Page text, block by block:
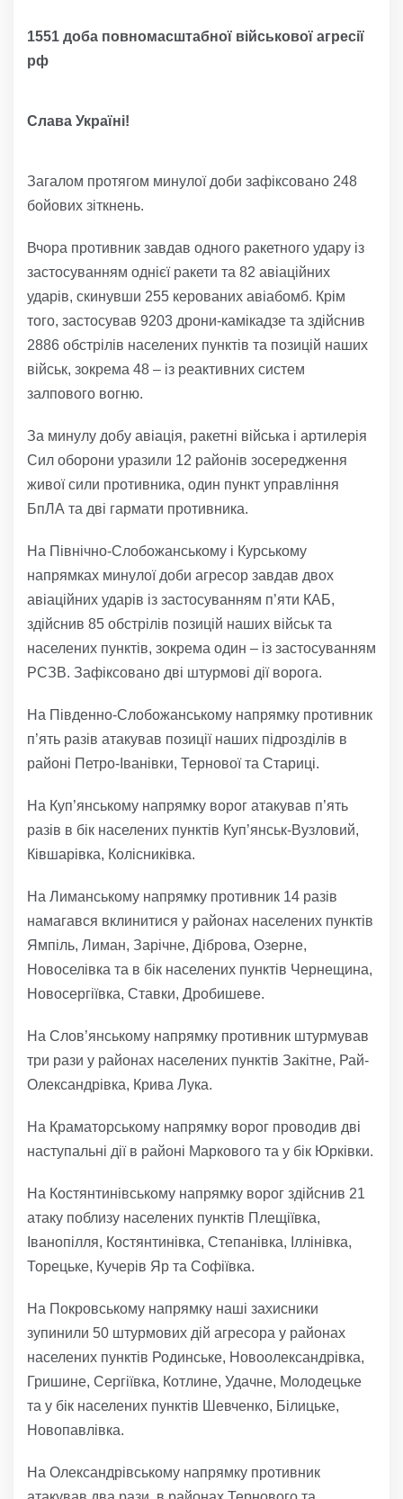
1551 доба повномасштабної військової агресії
рф
Слава Україні!
Загалом протягом минулої доби зафіксовано 248
бойових зіткнень.
Вчора противник завдав одного ракетного удару із
застосуванням однієї ракети та 82 авіаційних
ударів, скинувши 255 керованих авіабомб. Крім
того, застосував 9203 дрони-камікадзе та здійснив
2886 обстрілів населених пунктів та позицій наших
військ, зокрема 48 – із реактивних систем
залпового вогню.
За минулу добу авіація, ракетні війська і артилерія
Сил оборони уразили 12 районів зосередження
живої сили противника, один пункт управління
БпЛА та дві гармати противника.
На Північно-Слобожанському і Курському
напрямках минулої доби агресор завдав двох
авіаційних ударів із застосуванням п’яти КАБ,
здійснив 85 обстрілів позицій наших військ та
населених пунктів, зокрема один – із застосуванням
РСЗВ. Зафіксовано дві штурмові дії ворога.
На Південно-Слобожанському напрямку противник
п’ять разів атакував позиції наших підрозділів в
районі Петро-Іванівки, Тернової та Стариці.
На Куп’янському напрямку ворог атакував п’ять
разів в бік населених пунктів Куп’янськ-Вузловий,
Ківшарівка, Колісниківка.
На Лиманському напрямку противник 14 разів
намагався вклинитися у районах населених пунктів
Ямпіль, Лиман, Зарічне, Діброва, Озерне,
Новоселівка та в бік населених пунктів Чернещина,
Новосергіївка, Ставки, Дробишеве.
На Слов’янському напрямку противник штурмував
три рази у районах населених пунктів Закітне, Рай-
Олександрівка, Крива Лука.
На Краматорському напрямку ворог проводив дві
наступальні дії в районі Маркового та у бік Юрківки.
На Костянтинівському напрямку ворог здійснив 21
атаку поблизу населених пунктів Плещіївка,
Іванопілля, Костянтинівка, Степанівка, Іллінівка,
Торецьке, Кучерів Яр та Софіївка.
На Покровському напрямку наші захисники
зупинили 50 штурмових дій агресора у районах
населених пунктів Родинське, Новоолександрівка,
Гришине, Сергіївка, Котлине, Удачне, Молодецьке
та у бік населених пунктів Шевченко, Білицьке,
Новопавлівка.
На Олександрівському напрямку противник